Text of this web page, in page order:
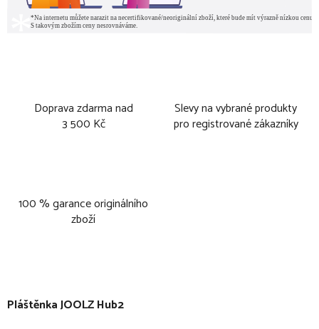
Doprava zdarma nad
3 500 Kč
Slevy na vybrané produkty
pro registrované zákazníky
100 % garance originálního
zboží
Pláštěnka JOOLZ Hub2